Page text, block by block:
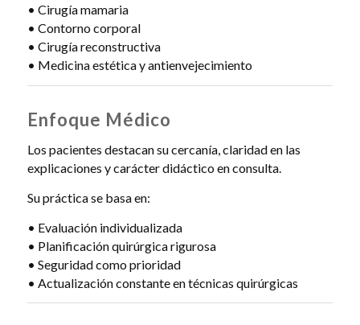
• Cirugía mamaria
• Contorno corporal
• Cirugía reconstructiva
• Medicina estética y antienvejecimiento
Enfoque Médico
Los pacientes destacan su cercanía, claridad en las
explicaciones y carácter didáctico en consulta.
Su práctica se basa en:
• Evaluación individualizada
• Planificación quirúrgica rigurosa
• Seguridad como prioridad
• Actualización constante en técnicas quirúrgicas